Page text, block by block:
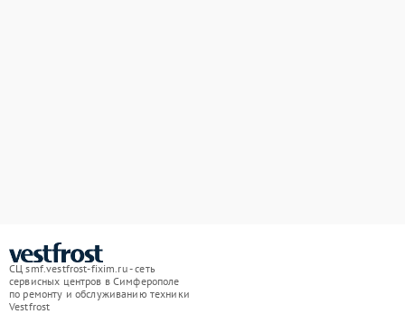
СЦ smf.vestfrost-fixim.ru - сеть
сервисных центров в Симферополе
по ремонту и обслуживанию техники
Vestfrost